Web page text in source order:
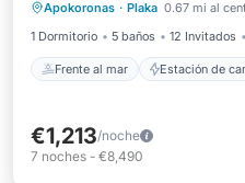
Apokoronas · Plaka 0.67 mi al
1 Dormitorio
5 baños 12 Invitados
Frente al mar Estación de
Aparcamiento
€1,213/noche
7 noches - €8,490